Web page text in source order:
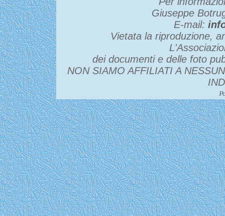
Giuseppe
E-mail:
Vietata la riproduzione,
dei documenti e delle foto
NON SIAMO AFFILIATI A